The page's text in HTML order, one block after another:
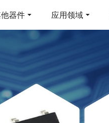
器件 应用领域